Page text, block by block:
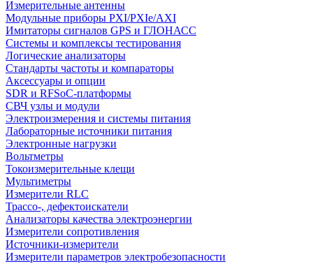
Измерительные антенны
Модульные приборы PXI/PXIe/AXI
Имитаторы сигналов GPS и ГЛОНАСС
Системы и комплексы тестирования
Логические анализаторы
Стандарты частоты и компараторы
Аксессуары и опции
SDR и RFSoC‑платформы
СВЧ узлы и модули
Электроизмерения и системы питания
Лабораторные источники питания
Электронные нагрузки
Вольтметры
Токоизмерительные клещи
Мультиметры
Измерители RLC
Трассо-, дефектоискатели
Анализаторы качества электроэнергии
Измерители сопротивления
Источники-измерители
Измерители параметров электробезопасности